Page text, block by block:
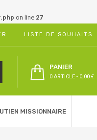
on line 27
LISTE DE SOUHAITS
PANIER
0 ARTICLE - 0,00 €
MISSIONNAIRE